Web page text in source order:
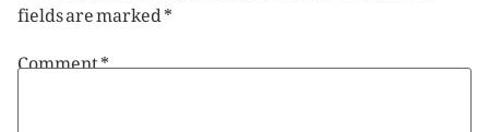
fields are marked*
Comment*